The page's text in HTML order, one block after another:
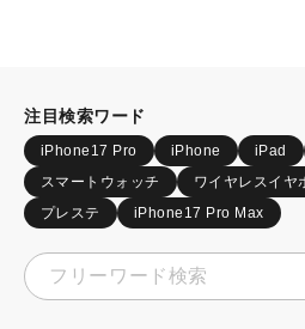
注目検索ワード
iPhone17 Pro iPhone iPad
スマートウォッチ
ワイヤレスイヤ
プレステ
iPhone17 Pro Max